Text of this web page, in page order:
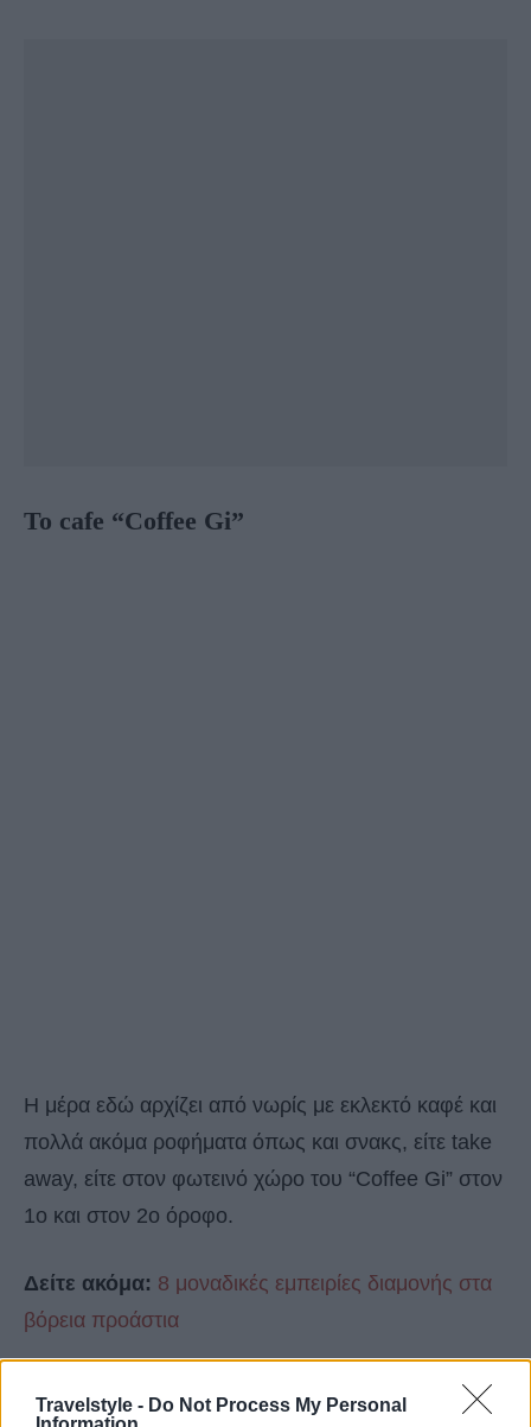
Travelstyle - Do Not Process My Personal
Το cafe “Coffee Gi”
Η μέρα εδώ αρχίζει από νωρίς με εκλεκτό καφέ και
πολλά ακόμα ροφήματα όπως και σνακς, είτε take
away, είτε στον φωτεινό χώρο του “Coffee Gi” στον
1ο και στον 2ο όροφο.
Δείτε ακόμα: 8 μοναδικές εμπειρίες διαμονής στα
βόρεια προάστια
Το κρεοπωλείο-delicatessen “Φάρμα